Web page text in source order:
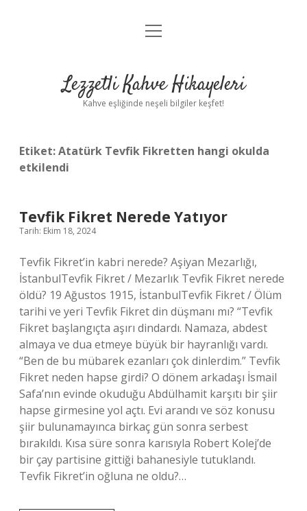
Anasayfa
Yasal Uyarı
menüyü
Lezzetli Kahve Hikayeleri
Kahve eşliğinde neşeli bilgiler keşfet!
Etiket:Atatürk Tevfik Fikretten hangi okulda
etkilendi
Tevfik Fikret Nerede Yatıyor
Tarih: Ekim 18, 2024
Tevfik Fikret’in kabri nerede? Aşiyan Mezarlığı,
İstanbulTevfik Fikret / Mezarlık Tevfik Fikret nerede
öldü? 19 Ağustos 1915, İstanbulTevfik Fikret / Ölüm
tarihi ve yeri Tevfik Fikret din düşmanı mı? “Tevfik
Fikret başlangıçta aşırı dindardı. Namaza, abdest
almaya ve dua etmeye büyük bir hayranlığı vardı.
“Ben de bu mübarek ezanları çok dinlerdim.” Tevfik
Fikret neden hapse girdi? O dönem arkadaşı İsmail
Safa’nın evinde okuduğu Abdülhamit karşıtı bir şiir
hapse girmesine yol açtı. Evi arandı ve söz konusu
şiir bulunamayınca birkaç gün sonra serbest
bırakıldı. Kısa süre sonra karısıyla Robert Kolej’de
bir çay partisine gittiği bahanesiyle tutuklandı.
Tevfik Fikret’in oğluna ne oldu?…